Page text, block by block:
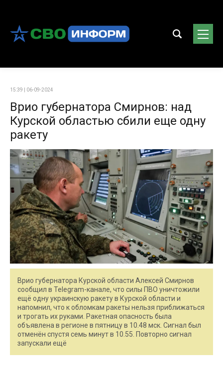
15:39 | 06-09-2024
Врио губернатора Смирнов: над
Курской областью сбили еще одну
ракету
Врио губернатора Курской области Алексей Смирнов
сообщил в Telegram-канале, что силы ПВО уничтожили
ещё одну украинскую ракету в Курской области и
напомнил, что к обломкам ракеты нельзя приближаться
и трогать их руками. Ракетная опасность была
объявлена в регионе в пятницу в 10.48 мск. Сигнал был
отменён спустя семь минут в 10.55. Повторно сигнал
запускали ещё